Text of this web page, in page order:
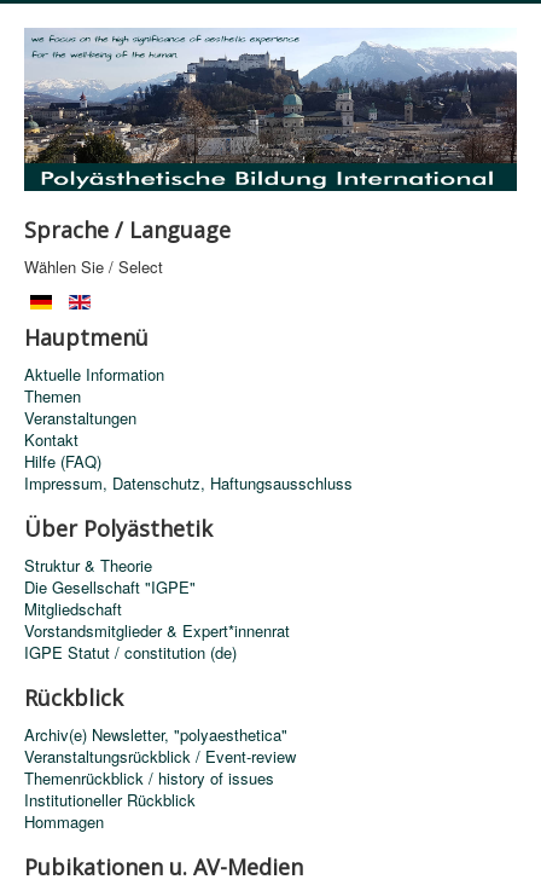
Sprache / Language
Wählen Sie / Select
Hauptmenü
Aktuelle Information
Themen
Veranstaltungen
Kontakt
Hilfe (FAQ)
Impressum, Datenschutz, Haftungsausschluss
Über Polyästhetik
Struktur & Theorie
Die Gesellschaft "IGPE"
Mitgliedschaft
Vorstandsmitglieder & Expert*innenrat
IGPE Statut / constitution (de)
Rückblick
Archiv(e) Newsletter, "polyaesthetica"
Veranstaltungsrückblick / Event-review
Themenrückblick / history of issues
Institutioneller Rückblick
Hommagen
Pubikationen u. AV-Medien